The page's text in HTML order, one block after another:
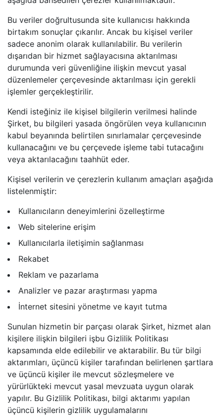
Bu veriler doğrultusunda site kullanıcısı hakkında
birtakım sonuçlar çıkarılır. Ancak bu kişisel veriler
sadece anonim olarak kullanılabilir. Bu verilerin
dışarıdan bir hizmet sağlayacısına aktarılması
durumunda veri güvenliğine ilişkin mevcut yasal
düzenlemeler çerçevesinde aktarılması için gerekli
işlemler gerçekleştirilir.
Kendi isteğiniz ile kişisel bilgilerin verilmesi halinde
Şirket, bu bilgileri yasada öngörülen veya kullanıcının
kabul beyanında belirtilen sınırlamalar çerçevesinde
kullanacağını ve bu çerçevede işleme tabi tutacağını
veya aktarılacağını taahhüt eder.
Kişisel verilerin ve çerezlerin kullanım amaçları aşağıda
listelenmiştir:
Kullanıcıların deneyimlerini özelleştirme
Web sitelerine erişim
Kullanıcılarla iletişimin sağlanması
Rekabet
Reklam ve pazarlama
Analizler ve pazar araştırması yapma
İnternet sitesini yönetme ve kayıt tutma
Sunulan hizmetin bir parçası olarak Şirket, hizmet alan
kişilere ilişkin bilgileri işbu Gizlilik Politikası
kapsamında elde edilebilir ve aktarabilir. Bu tür bilgi
aktarımları, üçüncü kişiler tarafından belirlenen şartlara
ve üçüncü kişiler ile mevcut sözleşmelere ve
yürürlükteki mevcut yasal mevzuata uygun olarak
yapılır. Bu Gizlilik Politikası, bilgi aktarımı yapılan
üçüncü kişilerin gizlilik uygulamalarını